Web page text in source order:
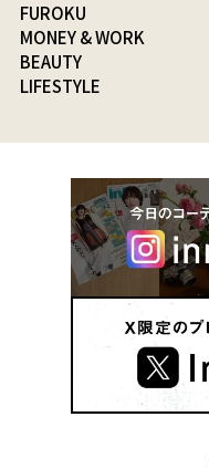
FUROKU
MONEY & WORK
BEAUTY
LIFESTYLE